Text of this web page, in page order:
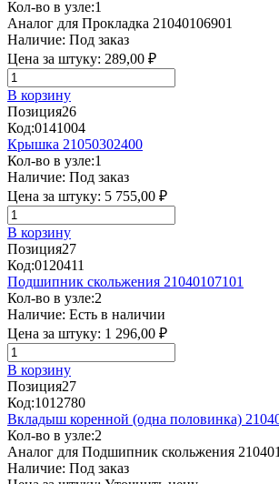
Кол-во в узле:1
Аналог для Прокладка 21040106901
Наличие: Под заказ
Цена за штуку: 289,00 ₽
В корзину
Позиция26
Код:0141004
Крышка 21050302400
Кол-во в узле:1
Наличие: Под заказ
Цена за штуку: 5 755,00 ₽
В корзину
Позиция27
Код:0120411
Подшипник скольжения 21040107101
Кол-во в узле:2
Наличие: Есть в наличии
Цена за штуку: 1 296,00 ₽
В корзину
Позиция27
Код:1012780
Вкладыш коренной (одна половинка)
Кол-во в узле:2
Аналог для Подшипник скольжения
Наличие: Под заказ